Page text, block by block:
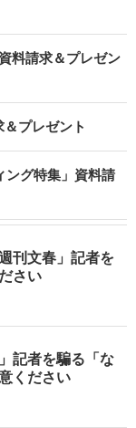
料請求＆プレゼン
プレゼント
ング特集」資料請
刊文春」記者を
さい
記者を騙る「な
ください